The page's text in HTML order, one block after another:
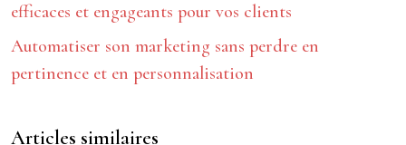
efficaces et engageants pour vos clients
Automatiser son marketing sans perdre en
pertinence et en personnalisation
Articles similaires